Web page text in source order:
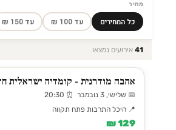
מחיר
כל המחירים עד 100 ₪ עד 150 ₪
41 אירועים נמצאו
אהבה מודרנית - קומדיה ישראלית
📅 שלישי, 3 נובמבר ⏰ 20:30
📍 היכל התרבות פתח תקווה
129 ₪